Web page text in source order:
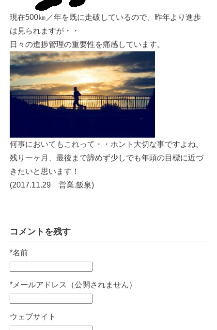
現在500㎞／年を既に走破しているので、昨年より進歩
は見られますが・・
日々の進捗管理の重要性を痛感しています。
何事においてもこれって・・ホント大切な事ですよね。
残り一ヶ月、最後まで諦めず少しでも年頭の目標に近づ
きたいと思います！
(2017.11.29 営業.飯泉)
コメントを残す
*名前
* メールアドレス（公開されません）
ウェブサイト